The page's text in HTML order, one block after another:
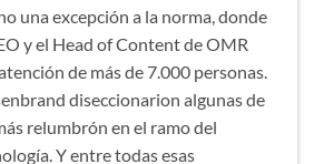
una excepción a la norma, donde
y el Head of Content de OMR
de más de 7.000 personas.
diseccionarion algunas de
relumbrón en el ramo del
Y entre todas esas